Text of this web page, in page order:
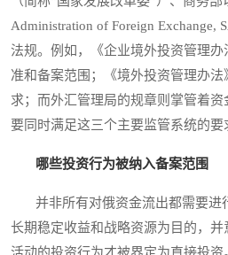
Administration of Foreign Exchange,
法规。例如，《企业境外投资管理
准和备案范围；《境外投资管理办
求；而外汇管理局的规章则掌管着
要同时满足这三个主要监管系统的要
哪些投资行为被纳入备案范围
并非所有对俄资金流出都需要进
长期稳定收益和战略资源为目的，
活动的投资行为才被界定为直接投